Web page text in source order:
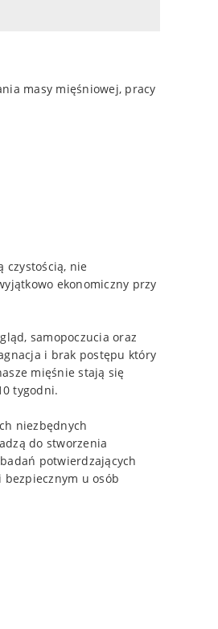
masy mięśniowej, pracy
czystością, nie
ekonomiczny przy
samopoczucia oraz
i brak postępu który
mięśnie stają się
tygodni.
niezbędnych
do stworzenia
potwierdzających
bezpiecznym u osób